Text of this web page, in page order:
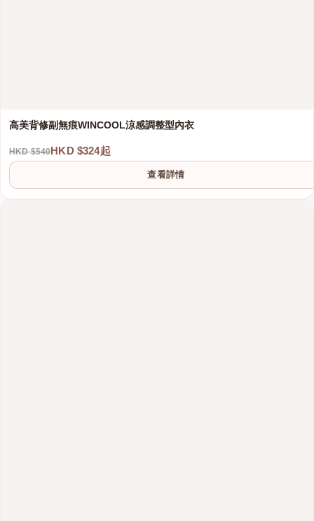
高美背修副無痕WINCOOL涼感調整型內衣
HKD $540HKD $324起
查看詳情
港澳中文